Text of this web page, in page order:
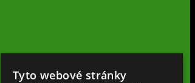
Tyto webové stránky